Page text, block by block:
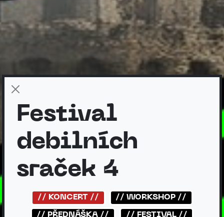
Festival
debilních
sraček 4
// KONCERT // // WORKSHOP //
// PŘEDNÁŠKA // // FESTIVAL //